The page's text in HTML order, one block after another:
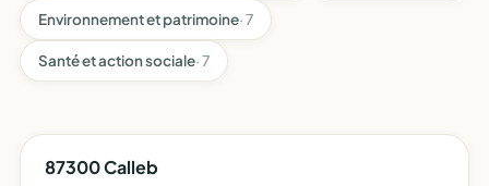
Environnement et patrimoine· 7
Santé et action sociale· 7
87300 Calleb